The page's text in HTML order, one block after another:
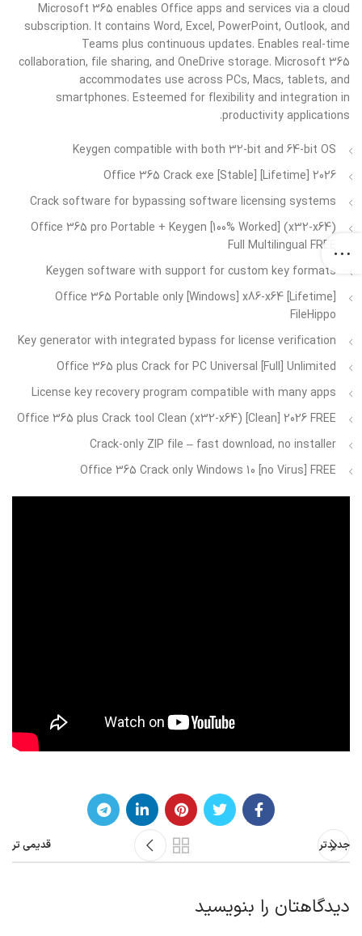
Microsoft 365 enables Office apps and services via a cloud
subscription. It contains Word, Excel, PowerPoint, Outlook, and
Teams plus continuous updates. Enables real-time
collaboration, file sharing, and OneDrive storage. Microsoft 365
accommodates use across PCs, Macs, tablets, and
smartphones. Esteemed for flexibility and integration in
productivity applications.
Keygen compatible with both 32-bit and 64-bit OS
Office 365 Crack exe [Stable] [Lifetime] 2026
Crack software for bypassing software licensing systems
Office 365 pro Portable + Keygen [100% Worked] (x32-x64)
Full Multilingual FREE
Keygen software with support for custom key formats
Office 365 Portable only [Windows] x86-x64 [Lifetime]
FileHippo
Key generator with integrated bypass for license verification
Office 365 plus Crack for PC Universal [Full] Unlimited
License key recovery program compatible with many apps
Office 365 plus Crack tool Clean (x32-x64) [Clean] 2026 FREE
Crack-only ZIP file – fast download, no installer
Office 365 Crack only Windows 10 [no Virus] FREE
جدیدتر قدیمی تر
دیدگاهتان را بنویسید